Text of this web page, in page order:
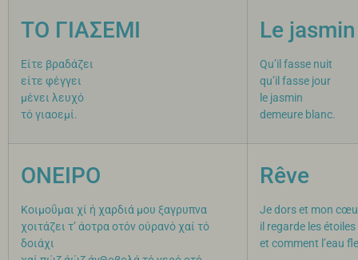
ΤΟ ΓΙΑΣΕΜΙ
Είτε βραδάζει
είτε φέγγει
μένει λευχό
τό γιαοεμί.
Le jasmin
Qu’il fasse nuit
qu’il fasse jour
le jasmin
demeure blanc.
ΟΝΕΙΡΟ
Κοιμοΰμαι χί ή χαρδιά μου ξαγρυπνα
χοιτάζει τ’ άοτρα οτόν ούρανό χαί τό
δοιάχι
Rêve
Je dors et mon
il regarde les
et comment l’eau